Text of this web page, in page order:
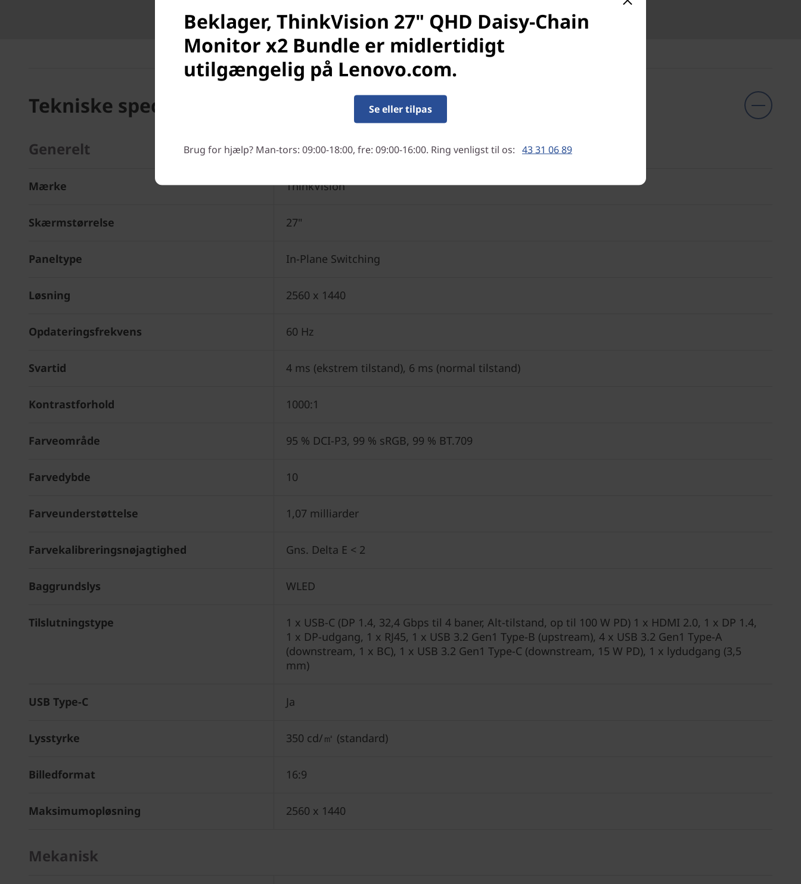
Tekniske specifikationer
Generelt
Mærke ThinkVision
Skærmstørrelse 27"
Paneltype In-Plane Switching
Løsning 2560 x 1440
Opdateringsfrekvens 60 Hz
Svartid 4 ms (ekstrem tilstand), 6 ms (normal tilstand)
Kontrastforhold 1000:1
Farveområde 95 % DCI-P3, 99 % sRGB, 99 % BT.709
Farvedybde 10
Farveunderstøttelse 1,07 milliarder
Farvekalibreringsnøjagtighed Gns. Delta E < 2
Baggrundslys WLED
Tilslutningstype
1 x USB-C (DP 1.4, 32,4 Gbps til 4 baner, Alt-tilstand, op til 100 W PD) 1 x HDMI 2.0, 1 x DP 1.4,
1 x DP-udgang, 1 x RJ45, 1 x USB 3.2 Gen1 Type-B (upstream), 4 x USB 3.2 Gen1 Type-A
(downstream, 1 x BC), 1 x USB 3.2 Gen1 Type-C (downstream, 15 W PD), 1 x lydudgang (3,5
mm)
USB Type-C Ja
Lysstyrke 350 cd/㎡ (standard)
Billedformat 16:9
Maksimumopløsning 2560 x 1440
Mekanisk
Beklager, ThinkVision 27" QHD Daisy-Chain
Monitor x2 Bundle er midlertidigt
utilgængelig på Lenovo.com.
Se eller tilpas
Brug for hjælp? Man-tors: 09:00-18:00, fre: 09:00-16:00. Ring venligst til os: 43 31 06 89